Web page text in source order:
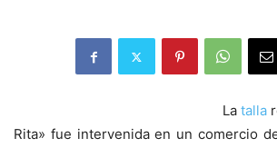
La talla
Rita» fue intervenida en un comercio